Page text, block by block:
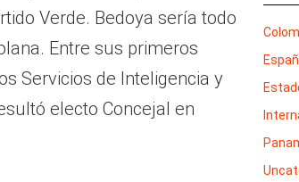
Verde. Bedoya sería todo
Entre sus primeros
Servicios de Inteligencia y
electo Concejal en